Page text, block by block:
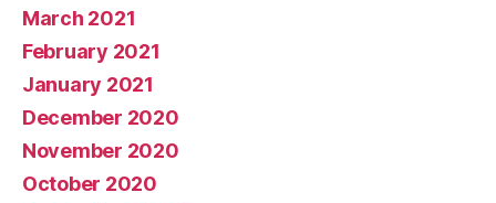
March 2021
February 2021
January 2021
December 2020
November 2020
October 2020